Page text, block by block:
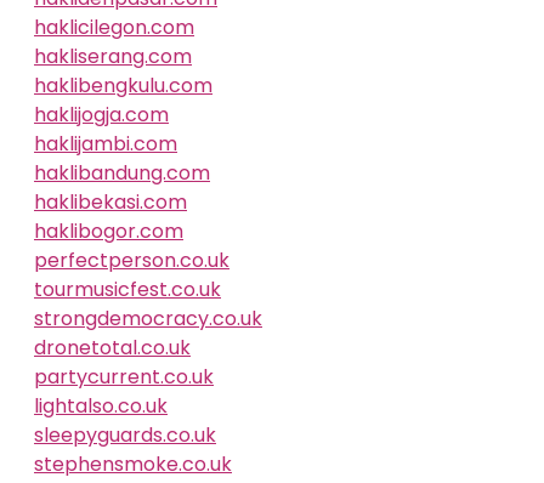
haklicilegon.com
hakliserang.com
haklibengkulu.com
haklijogja.com
haklijambi.com
haklibandung.com
haklibekasi.com
haklibogor.com
perfectperson.co.uk
tourmusicfest.co.uk
strongdemocracy.co.uk
dronetotal.co.uk
partycurrent.co.uk
lightalso.co.uk
sleepyguards.co.uk
stephensmoke.co.uk